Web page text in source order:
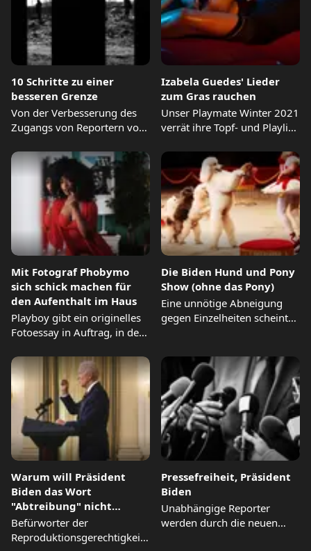
10 Schritte zu einer
besseren Grenze
Von der Verbesserung des
Zugangs von Reportern vor
Izabela Guedes' Lieder
zum Gras rauchen
Unser Playmate Winter 2021
verrät ihre Topf- und Playlist-
Mit Fotograf Phobymo
sich schick machen für
den Aufenthalt im Haus
Playboy gibt ein originelles
Fotoessay in Auftrag, in dem
Die Biden Hund und Pony
Show (ohne das Pony)
Eine unnötige Abneigung
gegen Einzelheiten scheint
Warum will Präsident
Biden das Wort
"Abtreibung" nicht
aussprechen?
Befürworter der
Reproduktionsgerechtigkeit
Pressefreiheit, Präsident
Biden
Unabhängige Reporter
werden durch die neuen